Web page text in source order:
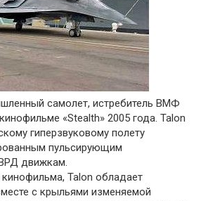
самолет, истребитель ВМФ
«Stealth» 2005 года. Talon
гиперзвуковому полету
пульсирующим
движкам.
кинофильма, Talon обладает
с крыльями изменяемой